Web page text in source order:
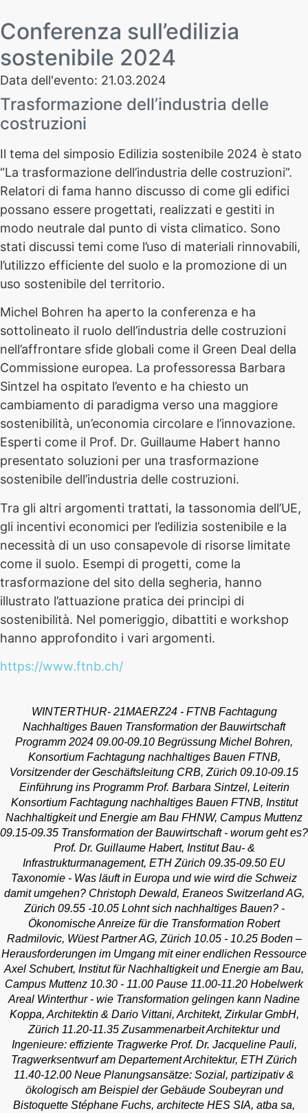
Conferenza sull’edilizia
sostenibile 2024
Data dell'evento: 21.03.2024
Trasformazione dell’industria delle
costruzioni
Il tema del simposio Edilizia sostenibile 2024 è stato
“La trasformazione dell’industria delle costruzioni”.
Relatori di fama hanno discusso di come gli edifici
possano essere progettati, realizzati e gestiti in
modo neutrale dal punto di vista climatico. Sono
stati discussi temi come l’uso di materiali rinnovabili,
l’utilizzo efficiente del suolo e la promozione di un
uso sostenibile del territorio.
Michel Bohren ha aperto la conferenza e ha
sottolineato il ruolo dell’industria delle costruzioni
nell’affrontare sfide globali come il Green Deal della
Commissione europea. La professoressa Barbara
Sintzel ha ospitato l’evento e ha chiesto un
cambiamento di paradigma verso una maggiore
sostenibilità, un’economia circolare e l’innovazione.
Esperti come il Prof. Dr. Guillaume Habert hanno
presentato soluzioni per una trasformazione
sostenibile dell’industria delle costruzioni.
Tra gli altri argomenti trattati, la tassonomia dell’UE,
gli incentivi economici per l’edilizia sostenibile e la
necessità di un uso consapevole di risorse limitate
come il suolo. Esempi di progetti, come la
trasformazione del sito della segheria, hanno
illustrato l’attuazione pratica dei principi di
sostenibilità. Nel pomeriggio, dibattiti e workshop
hanno approfondito i vari argomenti.
https://www.ftnb.ch/
WINTERTHUR- 21MAERZ24 - FTNB Fachtagung
Nachhaltiges Bauen Transformation der Bauwirtschaft
Programm 2024 09.00-09.10 Begrüssung Michel Bohren,
Konsortium Fachtagung nachhaltiges Bauen FTNB,
Vorsitzender der Geschäftsleitung CRB, Zürich 09.10-09.15
Einführung ins Programm Prof. Barbara Sintzel, Leiterin
Konsortium Fachtagung nachhaltiges Bauen FTNB, Institut
Nachhaltigkeit und Energie am Bau FHNW, Campus Muttenz
09.15-09.35 Transformation der Bauwirtschaft - worum geht es?
Prof. Dr. Guillaume Habert, Institut Bau- &
Infrastrukturmanagement, ETH Zürich 09.35-09.50 EU
Taxonomie - Was läuft in Europa und wie wird die Schweiz
damit umgehen? Christoph Dewald, Eraneos Switzerland AG,
Zürich 09.55 -10.05 Lohnt sich nachhaltiges Bauen? -
Ökonomische Anreize für die Transformation Robert
Radmilovic, Wüest Partner AG, Zürich 10.05 - 10.25 Boden –
Herausforderungen im Umgang mit einer endlichen Ressource
Axel Schubert, Institut für Nachhaltigkeit und Energie am Bau,
Campus Muttenz 10.30 - 11.00 Pause 11.00-11.20 Hobelwerk
Areal Winterthur - wie Transformation gelingen kann Nadine
Koppa, Architektin & Dario Vittani, Architekt, Zirkular GmbH,
Zürich 11.20-11.35 Zusammenarbeit Architektur und
Ingenieure: effiziente Tragwerke Prof. Dr. Jacqueline Pauli,
Tragwerksentwurf am Departement Architektur, ETH Zürich
11.40-12.00 Neue Planungsansätze: Sozial, partizipativ &
ökologisch am Beispiel der Gebäude Soubeyran und
Bistoquette Stéphane Fuchs, architecte HES SIA, atba sa,